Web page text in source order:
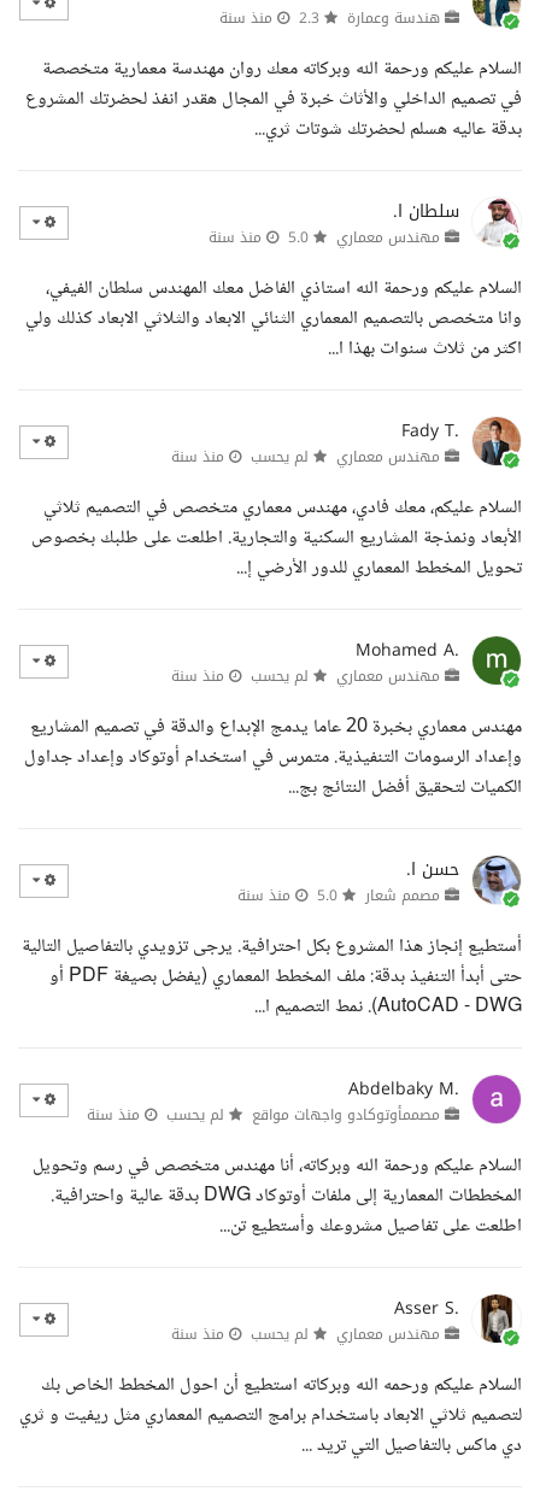
هندسة وعمارة منذ سنة
السلام عليكم ورحمة الله وبركاته معك روان مهندسة معمارية متخصصة
في تصميم الداخلي والأثاث خبرة في المجال هقدر انفذ لحضرتك المشروع
بدقة عاليه هسلم لحضرتك شوتات ثري...
سلطان ا.
مهندس معماري منذ سنة
السلام عليكم ورحمة الله استاذي الفاضل معك المهندس سلطان الفيفي،
وانا متخصص بالتصميم المعماري الثنائي الابعاد والثلاثي الابعاد كذلك ولي
اكثر من ثلاث سنوات بهذا ا...
Fady T.
مهندس معماري لم يحسب منذ سنة
السلام عليكم، معك فادي، مهندس معماري متخصص في التصميم ثلاثي
الأبعاد ونمذجة المشاريع السكنية والتجارية. اطلعت على طلبك بخصوص
تحويل المخطط المعماري للدور الأرضي إ...
Mohamed A.
مهندس معماري لم يحسب منذ سنة
مهندس معماري بخبرة 20 عاما يدمج الإبداع والدقة في تصميم المشاريع
وإعداد الرسومات التنفيذية. متمرس في استخدام أوتوكاد وإعداد جداول
الكميات لتحقيق أفضل النتائج بج...
حسن ا.
مصمم شعار منذ سنة
أستطيع إنجاز هذا المشروع بكل احترافية. يرجى تزويدي بالتفاصيل التالية
حتى أبدأ التنفيذ بدقة: ملف المخطط المعماري (يفضل بصيغة PDF أو
AutoCAD - DWG). نمط التصميم ا...
Abdelbaky M.
مصممأوتوكادو واجهات مواقع لم يحسب منذ سنة
السلام عليكم ورحمة الله وبركاته، أنا مهندس متخصص في رسم وتحويل
المخططات المعمارية إلى ملفات أوتوكاد DWG بدقة عالية واحترافية.
اطلعت على تفاصيل مشروعك وأستطيع تن...
Asser S.
مهندس معماري لم يحسب منذ سنة
السلام عليكم ورحمه الله وبركاته استطيع أن احول المخطط الخاص بك
لتصميم ثلاثي الابعاد باستخدام برامج التصميم المعماري مثل ريفيت و ثري
دي ماكس بالتفاصيل التي تريد ...